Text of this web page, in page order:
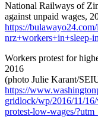
National Railways of
against unpaid wages,
https://
nrz+workers+in+sleep-
Workers protest for
2016
(photo Julie Karant/
https://
gridlock/wp/2016/11/
protest-low-wages/